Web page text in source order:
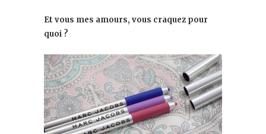
Et vous mes amours, vous craquez pour
quoi ?